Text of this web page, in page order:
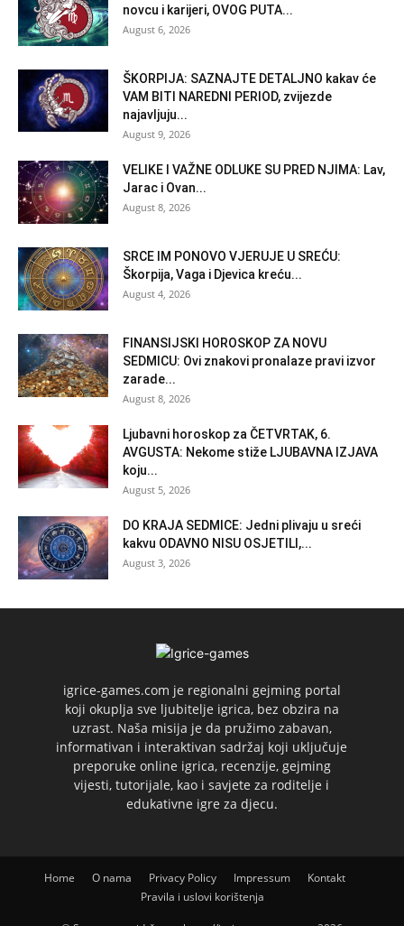
novcu i karijeri, OVOG PUTA...
August 6, 2026
ŠKORPIJA: SAZNAJTE DETALJNO kakav će
VAM BITI NAREDNI PERIOD, zvijezde
najavljuju...
August 9, 2026
VELIKE I VAŽNE ODLUKE SU PRED NJIMA: Lav,
Jarac i Ovan...
August 8, 2026
SRCE IM PONOVO VJERUJE U SREĆU:
Škorpija, Vaga i Djevica kreću...
August 4, 2026
FINANSIJSKI HOROSKOP ZA NOVU
SEDMICU: Ovi znakovi pronalaze pravi izvor
zarade...
August 8, 2026
Ljubavni horoskop za ČETVRTAK, 6.
AVGUSTA: Nekome stiže LJUBAVNA IZJAVA
koju...
August 5, 2026
DO KRAJA SEDMICE: Jedni plivaju u sreći
kakvu ODAVNO NISU OSJETILI,...
August 3, 2026
igrice-games.com je regionalni gejming portal
koji okuplja sve ljubitelje igrica, bez obzira na
uzrast. Naša misija je da pružimo zabavan,
informativan i interaktivan sadržaj koji uključuje
preporuke online igrica, recenzije, gejming
vijesti, tutorijale, kao i savjete za roditelje i
edukativne igre za djecu.
Home O nama Privacy Policy Impressum
Kontakt
Pravila i uslovi korištenja